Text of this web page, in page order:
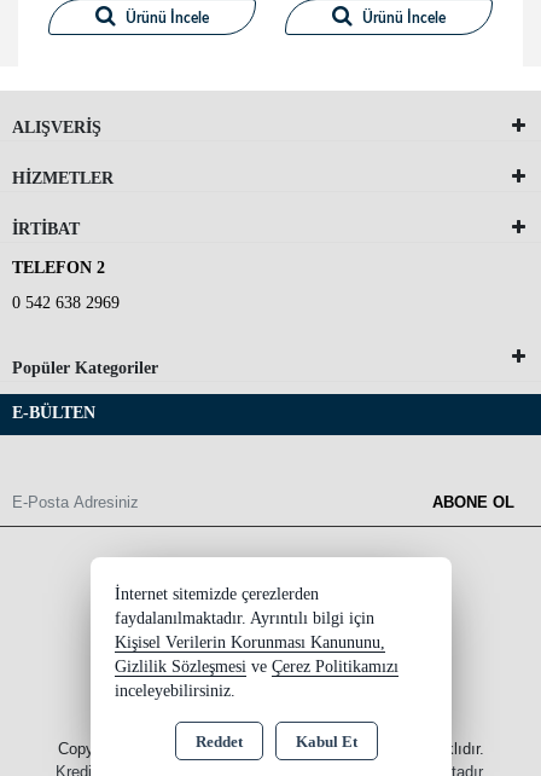
Ürünü İncele Ürünü İncele
ALIŞVERİŞ
HİZMETLER
İRTİBAT
TELEFON 2
0 542 638 2969
Popüler Kategoriler
E-BÜLTEN
ABONE OL
Copyright 2026 ersinksupplement.com - Tüm hakları saklıdır.
Kredi kartı bilgileriniz 256bit SSL sertifikası ile korunmaktadır.
İnternet sitemizde çerezlerden
faydalanılmaktadır. Ayrıntılı bilgi için
Kişisel Verilerin Korunması Kanununu,
Gizlilik Sözleşmesi ve Çerez Politikamızı
inceleyebilirsiniz.
Reddet Kabul Et